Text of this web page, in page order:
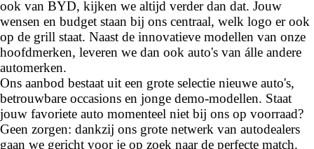
ook van BYD, kijken we altijd verder dan dat. Jouw
wensen en budget staan bij ons centraal, welk logo er ook
op de grill staat. Naast de innovatieve modellen van onze
hoofdmerken, leveren we dan ook auto's van álle andere
automerken.
Ons aanbod bestaat uit een grote selectie nieuwe auto's,
betrouwbare occasions en jonge demo-modellen. Staat
jouw favoriete auto momenteel niet bij ons op voorraad?
Geen zorgen: dankzij ons grote netwerk van autodealers
gaan we gericht voor je op zoek naar de perfecte match.